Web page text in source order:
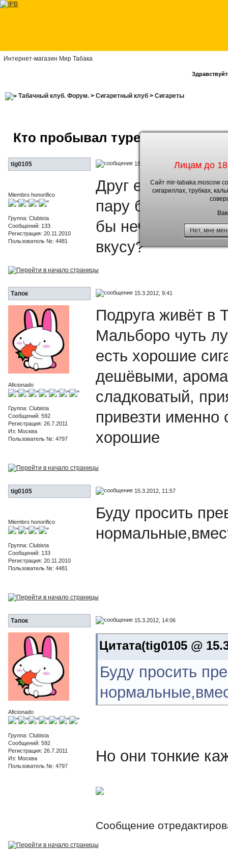
Интернет-магазин Мир Табака
Лицам до
Сайт mir-tabaka.moscow
сигариллах, трубках,
Нет, мне
Табачный клуб. Форум.> Сигаретный клуб> Сигареты
Кто пробывал турецкое
tig0105 15.3.2012, 7:11
Miembro honorifico
Группа: Clubista
Сообщений: 133
Регистрация: 20.11.2010
Пользователь №: 4481
Друг едет на
пару блоков
бы нечего
вкусу?
Тапок 15.3.2012, 9:41
Aficionado
Группа: Clubista
Сообщений: 592
Регистрация: 26.7.2011
Из: Москва
Пользователь №: 4797
Подруга живёт в
Мальборо чуть
есть хорошие
дешёвыми,
сладковатый,
привезти именно
хорошие
tig0105 15.3.2012, 11:57
Miembro honorifico
Группа: Clubista
Сообщений: 133
Регистрация: 20.11.2010
Пользователь №: 4481
Буду просить
Тапок 15.3.2012, 14:06
Aficionado
Группа: Clubista
Сообщений: 592
Регистрация: 26.7.2011
Из: Москва
Пользователь №: 4797
Цитата(tig0105 @
Буду просить
Но они тонкие
Сообщение